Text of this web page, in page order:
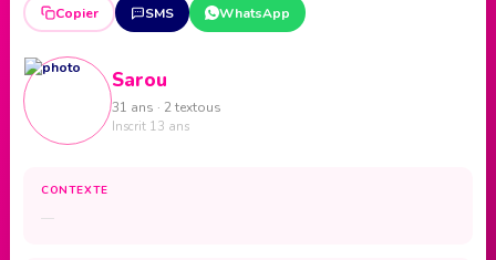
Copier SMS WhatsApp
Sarou
31 ans · 2 textous
Inscrit 13 ans
CONTEXTE
—